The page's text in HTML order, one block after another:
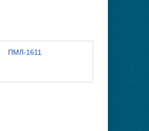
ПМЛ-1611